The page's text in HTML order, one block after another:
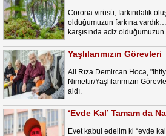
Corona virüsü, farkındalık
olduğumuzun farkına
karşısında aciz
Yaşlılarımızın Görevleri
Ali Rıza Demircan Hoca,
Nimettir/Yaşlılarımızın
aldı.
‘Evde Kal’ Tamam da
Evet kabul edelim ki “evde